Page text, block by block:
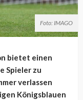
Foto: IMAGO
bietet einen
Spieler zu
verlassen
Königsblauen